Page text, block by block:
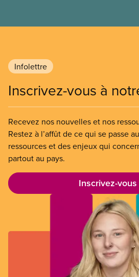
Infolettre
Inscrivez-vous à
Recevez nos nouvelles et nos
Restez à l’affût de ce qui se passe
ressources et des enjeux qui
partout au pays.
Inscrivez-vous